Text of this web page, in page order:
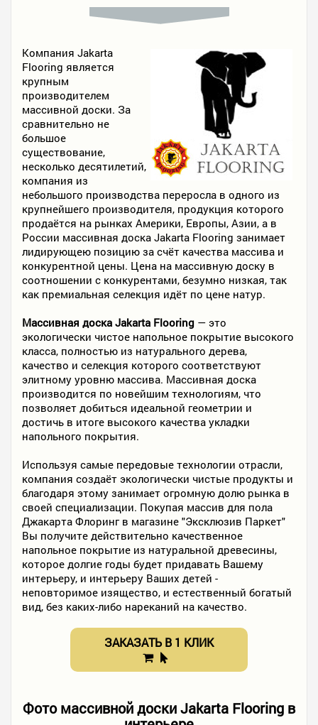
Компания Jakarta
Flooring является
крупным
производителем
массивной доски. За
сравнительно не
большое
существование,
несколько десятилетий,
компания из
небольшого производства переросла в одного из
крупнейшего производителя, продукция которого
продаётся на рынках Америки, Европы, Азии, а в
России массивная доска Jakarta Flooring занимает
лидирующею позицию за счёт качества массива и
конкурентной цены. Цена на массивную доску в
соотношении с конкурентами, безумно низкая, так
как премиальная селекция идёт по цене натур.
Массивная доска Jakarta Flooring — это
экологически чистое напольное покрытие высокого
класса, полностью из натурального дерева,
качество и селекция которого соответствуют
элитному уровню массива. Массивная доска
производится по новейшим технологиям, что
позволяет добиться идеальной геометрии и
достичь в итоге высокого качества укладки
напольного покрытия.
Используя самые передовые технологии отрасли,
компания создаёт экологически чистые продукты и
благодаря этому занимает огромную долю рынка в
своей специализации. Покупая массив для пола
Джакарта Флоринг в магазине "Эксклюзив Паркет"
Вы получите действительно качественное
напольное покрытие из натуральной древесины,
которое долгие годы будет придавать Вашему
интерьеру, и интерьеру Ваших детей -
неповторимое изящество, и естественный богатый
вид, без каких-либо нареканий на качество.
ЗАКАЗАТЬ В 1 КЛИК
Фото массивной доски Jakarta Flooring в